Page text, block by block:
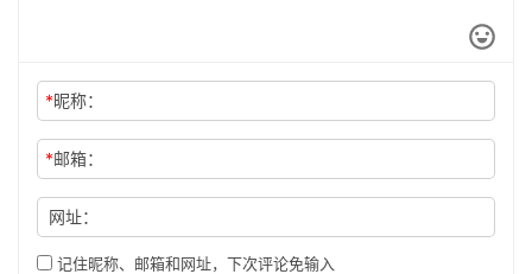
*昵称：
*邮箱：
网址：
记住昵称、邮箱和网址，下次评论免输入